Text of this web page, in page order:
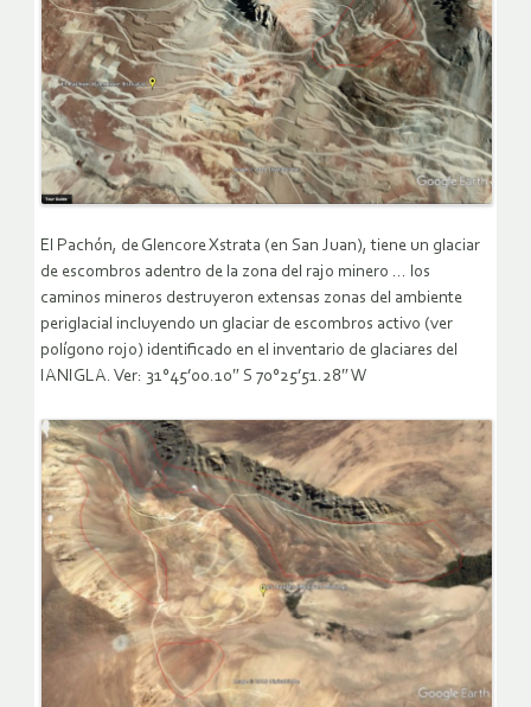
El Pachón, de Glencore Xstrata (en San Juan), tiene un glaciar
de escombros adentro de la zona del rajo minero … los
caminos mineros destruyeron extensas zonas del ambiente
periglacial incluyendo un glaciar de escombros activo (ver
polígono rojo) identificado en el inventario de glaciares del
IANIGLA. Ver: 31°45’00.10″ S 70°25’51.28″ W